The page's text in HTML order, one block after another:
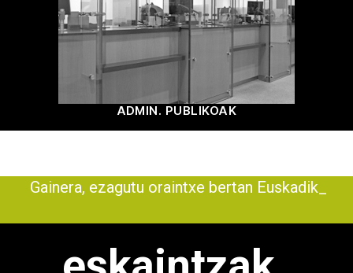
ADMIN. PUBLIKOAK
Gainera, ezagutu oraintxe bertan Euskadiko _